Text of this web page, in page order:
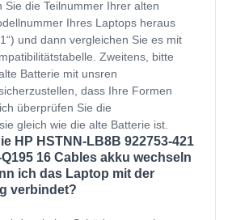
Sie die Teilnummer Ihrer alten
Ihres Laptops heraus
und dann vergleichen Sie es mit
Zweitens, bitte
Batterie mit unsren
dass Ihre Formen
überprüfen Sie die
gleich wie die alte Batterie ist.
HP HSTNN-LB8B 922753-421
16 Cables akku wechseln
ich das Laptop mit der
verbindet?